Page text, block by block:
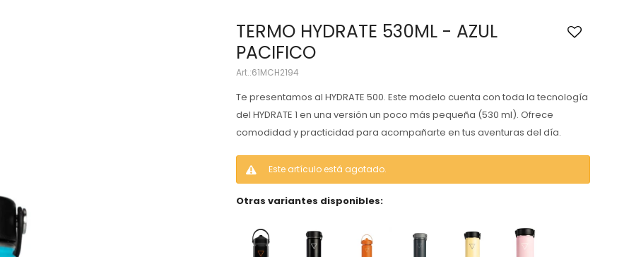
TERMO HYDRATE 530ML - AZUL
PACIFICO
61MCH2194
Te presentamos al HYDRATE 500. Este modelo cuenta con toda la tecnología
del HYDRATE 1 en una versión un poco más pequeña (530 ml). Ofrece
comodidad y practicidad para acompañarte en tus aventuras del día.
Este artículo está agotado.
Otras variantes disponibles: